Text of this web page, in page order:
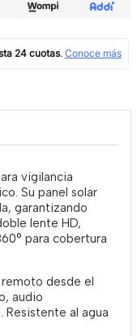
vigilancia
Su panel solar
garantizando
lente HD,
para cobertura
desde el
audio
al agua